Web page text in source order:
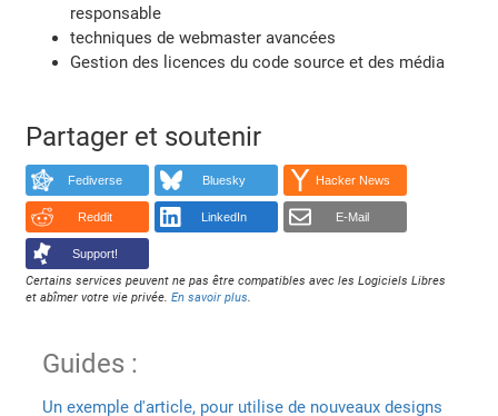
responsable
techniques de webmaster avancées
Gestion des licences du code source et des média
Partager et soutenir
Fediverse Bluesky Hacker News
Reddit LinkedIn E-Mail
Support!
Certains services peuvent ne pas être compatibles avec les Logiciels Libres
et abîmer votre vie privée.En savoir plus.
Guides :
Un exemple d'article, pour utilise de nouveaux designs